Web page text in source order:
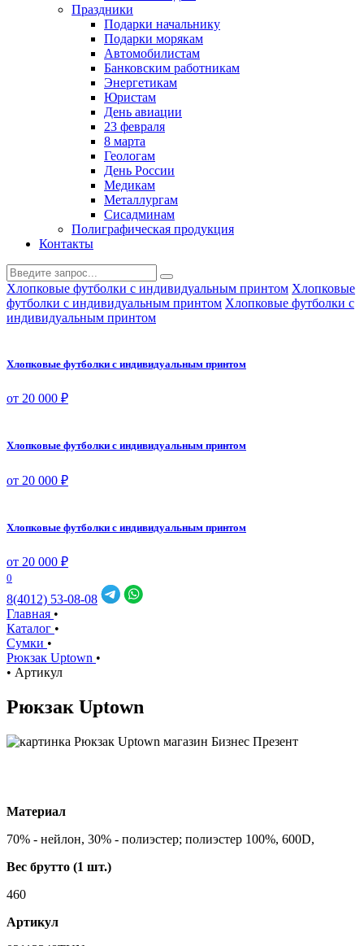
Праздники
Подарки начальнику
Подарки морякам
Автомобилистам
Банковским работникам
Энергетикам
Юристам
День авиации
23 февраля
8 марта
Геологам
День России
Медикам
Металлургам
Сисадминам
Полиграфическая продукция
Контакты
Хлопковые футболки с индивидуальным принтом Хлопковые
футболки с индивидуальным принтом Хлопковые футболки с
индивидуальным принтом
Хлопковые футболки с индивидуальным принтом
от 20 000 ₽
Хлопковые футболки с индивидуальным принтом
от 20 000 ₽
Хлопковые футболки с индивидуальным принтом
от 20 000 ₽
0
8(4012) 53-08-08
Главная •
Каталог •
Сумки •
Рюкзак Uptown •
• Артикул
Рюкзак Uptown
Материал
70% - нейлон, 30% - полиэстер; полиэстер 100%, 600D,
Вес брутто (1 шт.)
460
Артикул